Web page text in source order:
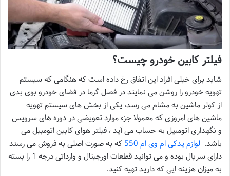
فیلتر کابین خودرو چیست؟
شاید برای خیلی افراد این اتفاق رخ داده است که هنگامی که سیستم
تهویه خودرو را روشن می نمایند در فصل گرما در فضای خودرو بوی بدی
از کولر ماشین به مشام می رسد، یکی از بخش های سیستم تهویه
ماشین های امروزی که معمولا جزء موارد تعویضی در دوره های سرویس
و نگهداری اتومبیل به حساب می آید ، فیلتر هوای کابین اتومبیل می
باشد. لوازم یدکی ام وی ام 550
که به صورت اصلی به فروش می رسند
دارای سریال بوده و می توانید قطعات اورجینال و وارداتی درجه 1 را بسته
به میزان هزینه ایی که دارید تهیه کنید.